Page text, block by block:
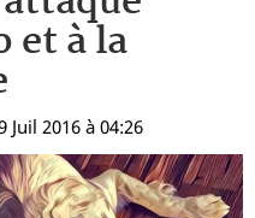
et à la
Juil 2016 à 04:26